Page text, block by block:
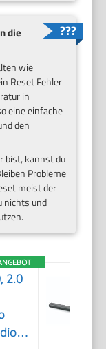
die
wie
Reset Fehler
in
eine einfache
den
bist, kannst du
Probleme
meist der
nichts und
2.0